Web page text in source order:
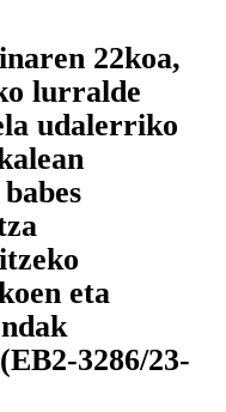
22koa,
lurralde
udalerriko
eta
3286/23-